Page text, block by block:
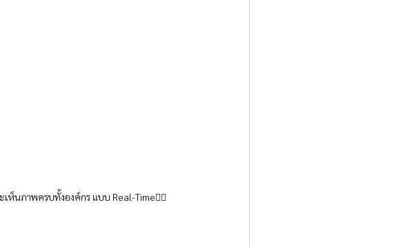
นภาพครบทั้งองค์กร แบบ Real-Time👇🏻